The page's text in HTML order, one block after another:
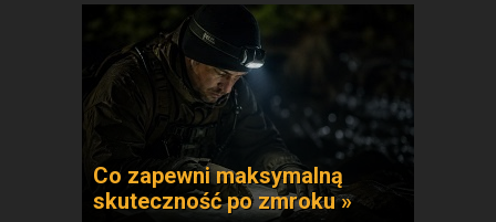
Co zapewni maksymalną
skuteczność po zmroku »